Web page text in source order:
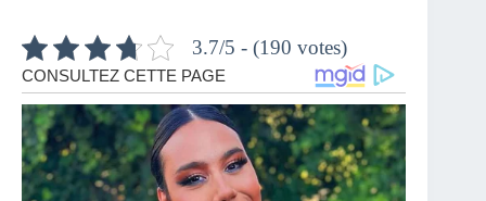
3.7/5 - (190 votes)